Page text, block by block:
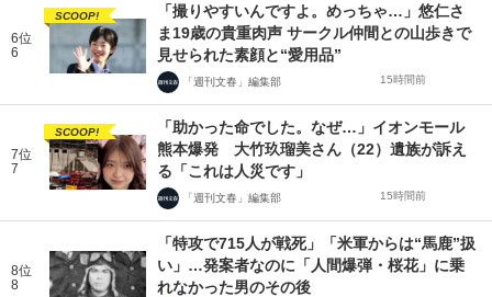
6位
6
SCOOP!
「撮りやすいんですよ。めっちゃ…」悠仁さ
ま19歳の貴重肉声 サークル仲間との山歩きで
見せられた素顔と“愛用品”
「週刊文春」編集部 15時間前
7位
7
SCOOP!
「助かった命でした。なぜ…」イオンモール
熊本爆発 大竹玖瑠美さん（22）遺族が訴え
る「これは人災です」
「週刊文春」編集部 15時間前
8位
8
「特攻で715人が戦死」「米軍からは“馬鹿”扱
い」…発案者なのに「人間爆弾・桜花」に乗
れなかった男のその後